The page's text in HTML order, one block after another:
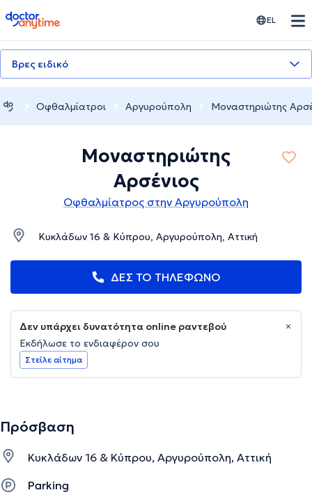
doctoranytime EL
Βρες ειδικό
Οφθαλμίατροι Αργυρούπολη Μοναστηριώτης
Μοναστηριώτης
Αρσένιος
Οφθαλμίατρος στην Αργυρούπολη
Κυκλάδων 16 & Κύπρου, Αργυρούπολη, Αττική
ΔΕΣ ΤΟ ΤΗΛΕΦΩΝΟ
Δεν υπάρχει δυνατότητα online ραντεβού
Εκδήλωσε το ενδιαφέρον σου
Στείλε αίτημα
Πρόσβαση
Κυκλάδων 16 & Κύπρου, Αργυρούπολη, Αττική
Parking